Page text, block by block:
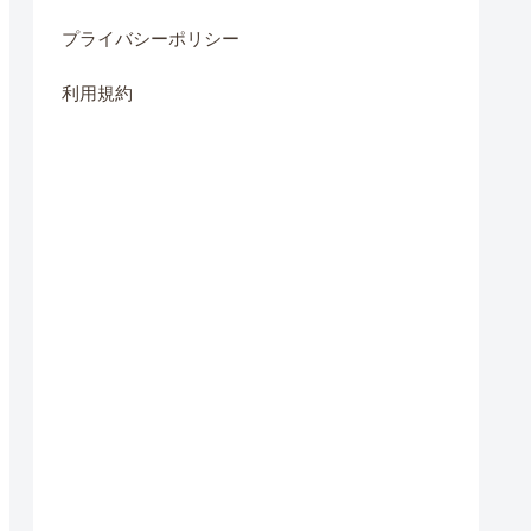
プライバシーポリシー
利用規約